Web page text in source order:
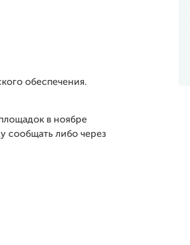
обеспечения.
в ноябре
сообщать либо через